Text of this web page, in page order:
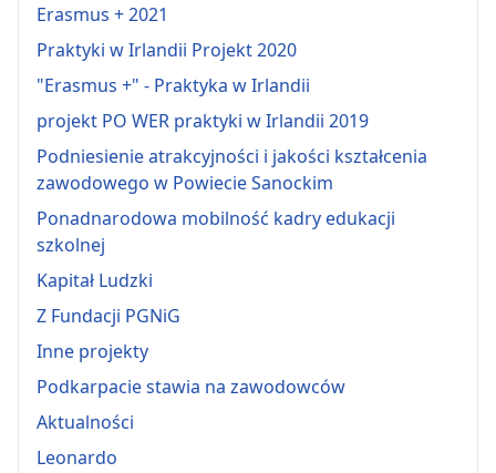
Erasmus + 2021
Praktyki w Irlandii Projekt 2020
"Erasmus +" - Praktyka w Irlandii
projekt PO WER praktyki w Irlandii 2019
Podniesienie atrakcyjności i jakości kształcenia
zawodowego w Powiecie Sanockim
Ponadnarodowa mobilność kadry edukacji
szkolnej
Kapitał Ludzki
Z Fundacji PGNiG
Inne projekty
Podkarpacie stawia na zawodowców
Aktualności
Leonardo